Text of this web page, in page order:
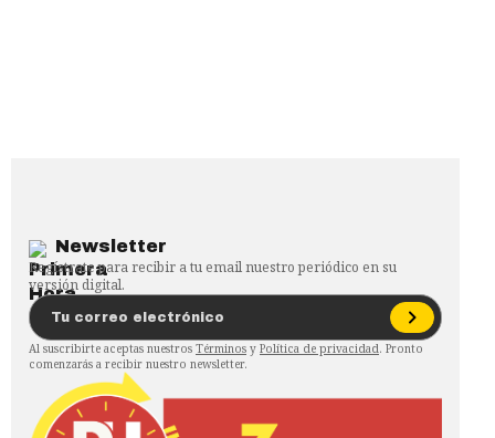
Newsletter
Regístrate para recibir a tu email nuestro periódico en su
versión digital.
Al suscribirte aceptas nuestros Términos y Política de privacidad. Pronto
comenzarás a recibir nuestro newsletter.